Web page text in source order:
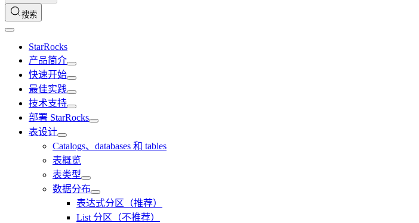
搜索
StarRocks
产品简介
快速开始
最佳实践
技术支持
部署 StarRocks
表设计
Catalogs、databases 和 tables
表概览
表类型
数据分布
表达式分区（推荐）
List 分区（不推荐）